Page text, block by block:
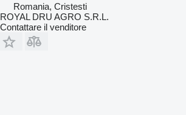
Romania, Cristesti
ROYAL DRU AGRO S.R.L.
Contattare il venditore